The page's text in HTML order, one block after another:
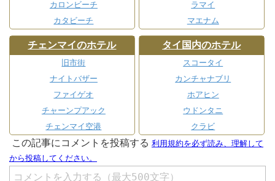
カロンビーチ
カタビーチ
ラマイ
マエナム
チェンマイのホテル
旧市街
ナイトバザー
ファイゲオ
チャーンプアック
チェンマイ空港
タイ国内のホテル
スコータイ
カンチャナブリ
ホアヒン
ウドンタニ
クラビ